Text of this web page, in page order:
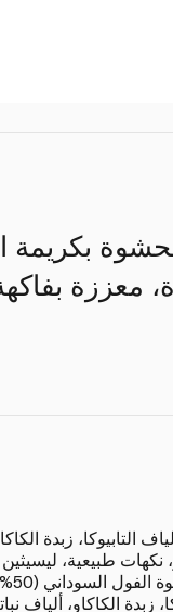
بكريمة
معززة
(50%) (ألياف التابيوكا، زبدة
طبيعية، ليسيثين
الشمس،
زبدة الكاكاو، ألياف